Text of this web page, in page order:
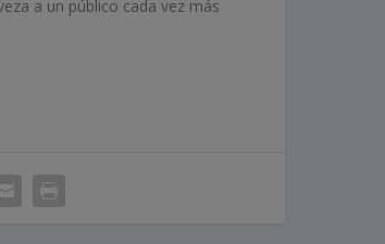
a un público cada vez más